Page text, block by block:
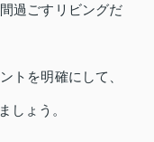
過ごすリビングだ
トを明確にして、
しょう。